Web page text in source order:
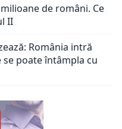
de români. Ce
II
România intră
poate întâmpla cu